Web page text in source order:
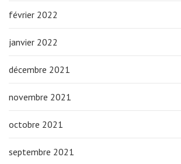
février 2022
janvier 2022
décembre 2021
novembre 2021
octobre 2021
septembre 2021